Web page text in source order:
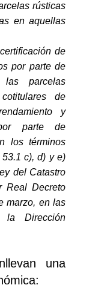
rústicas
en aquellas
de
por parte de
las parcelas
de
y
parte de
los términos
c), d) y e)
del Catastro
Real Decreto
marzo, en las
la Dirección
una